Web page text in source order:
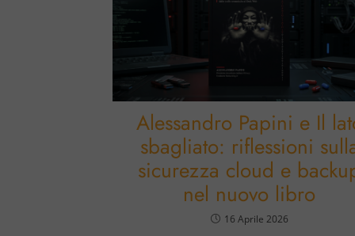
Alessandro Papini e Il
sbagliato: riflessioni
sicurezza cloud e
nel nuovo libro
16 Aprile 2026